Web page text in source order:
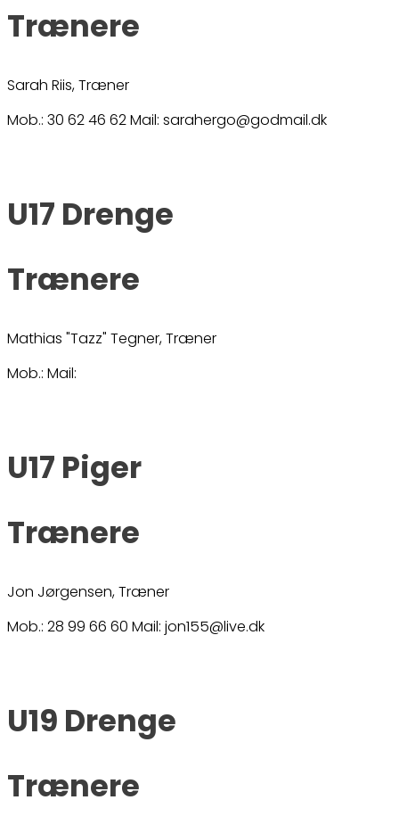
Trænere
Sarah Riis, Træner
Mob.: 30 62 46 62 Mail: sarahergo@godmail.dk
U17 Drenge
Trænere
Mathias "Tazz" Tegner, Træner
Mob.: Mail:
U17 Piger
Trænere
Jon Jørgensen, Træner
Mob.: 28 99 66 60 Mail: jon155@live.dk
U19 Drenge
Trænere